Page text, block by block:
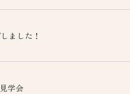
ました！
学会